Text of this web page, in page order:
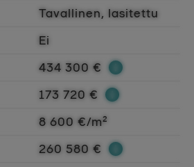
Tavallinen, lasitettu
Ei
434 300 €
173 720 €
8 600 €/m²
260 580 €